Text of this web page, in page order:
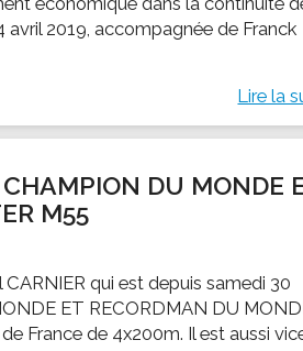
avril 2019, accompagnée de Franck
Lire la
DU MONDE
M55
qui est depuis samedi 30
ET RECORDMAN DU
France de 4x200m. Il est aussi